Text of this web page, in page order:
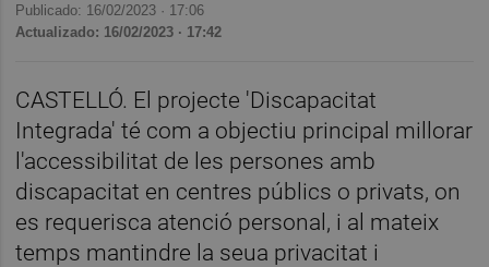
Publicado: 16/02/2023 · 17:06
Actualizado: 16/02/2023 · 17:42
CASTELLÓ. El projecte 'Discapacitat
Integrada' té com a objectiu principal millorar
l'accessibilitat de les persones amb
discapacitat en centres públics o privats, on
es requerisca atenció personal, i al mateix
temps mantindre la seua privacitat i